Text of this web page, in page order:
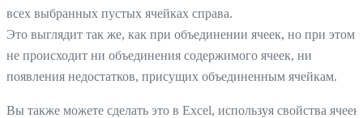
всех выбранных пустых ячейках справа.
Это выглядит так же, как при объединении ячеек, но при этом
не происходит ни объединения содержимого ячеек, ни
появления недостатков, присущих объединенным ячейкам.
Вы также можете сделать это в Excel, используя свойства ячеек.